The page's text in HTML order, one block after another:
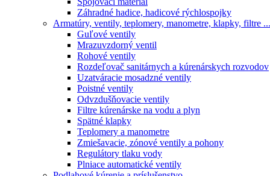
Záhradné hadice, hadicové rýchlospojky
Armatúry, ventily, teplomery, manometre, klapky, filtre ...
Guľové ventily
Mrazuvzdorný ventil
Rohové ventily
Rozdeľovač sanitárnych a kúrenárskych rozvodov
Uzatváracie mosadzné ventily
Poistné ventily
Odvzdušňovacie ventily
Filtre kúrenárske na vodu a plyn
Spätné klapky
Teplomery a manometre
Zmiešavacie, zónové ventily a pohony
Regulátory tlaku vody
Plniace automatické ventily